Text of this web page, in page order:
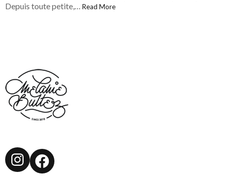
Depuis toute petite,… Read More
Instagram
Facebook